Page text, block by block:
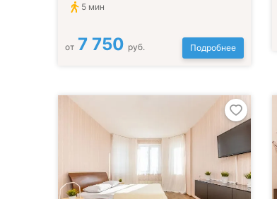
5 мин
от 7 750 руб. Подробнее